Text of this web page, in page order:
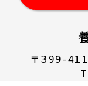
〒399-